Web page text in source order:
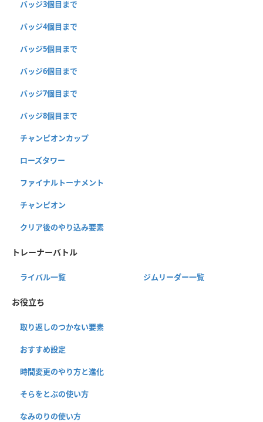
バッジ3個目まで
バッジ4個目まで
バッジ5個目まで
バッジ6個目まで
バッジ7個目まで
バッジ8個目まで
チャンピオンカップ
ローズタワー
ファイナルトーナメント
チャンピオン
クリア後のやり込み要素
トレーナーバトル
ライバル一覧 ジムリーダー一覧
お役立ち
取り返しのつかない要素
おすすめ設定
時間変更のやり方と進化
そらをとぶの使い方
なみのりの使い方